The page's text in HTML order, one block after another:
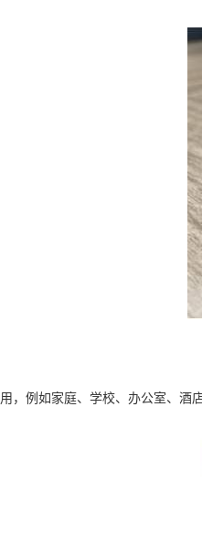
，例如家庭、学校、办公室、酒